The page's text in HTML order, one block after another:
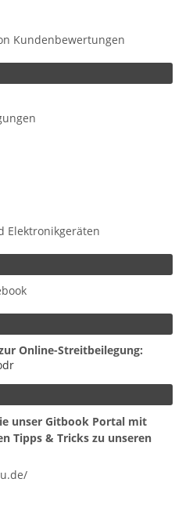
Kundenbewertungen
Elektronikgeräten
Online-Streitbeilegung:
unser Gitbook Portal mit
Tipps & Tricks zu unseren